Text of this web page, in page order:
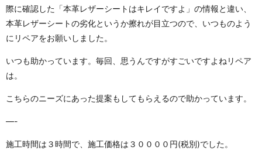
際に確認した「本革レザーシートはキレイですよ」の情報と違い、
本革レザーシートの劣化というか擦れが目立つので、いつものよう
にリペアをお願いしました。
いつも助かっています。毎回、思うんですがすごいですよねリペア
は。
こちらのニーズにあった提案もしてもらえるので助かっています。
—-
施工時間は３時間で、施工価格は３００００円(税別)でした。